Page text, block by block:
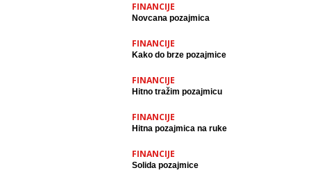
FINANCIJE
Novcana pozajmica
FINANCIJE
Kako do brze pozajmice
FINANCIJE
Hitno tražim pozajmicu
FINANCIJE
Hitna pozajmica na ruke
FINANCIJE
Solida pozajmice